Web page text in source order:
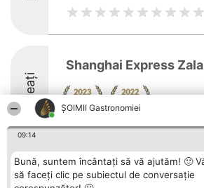
ȘOIMII Gastronomiei
09:14
Bună, suntem încântați să vă ajutăm! 🙂
să faceți clic pe subiectul de conversație
Laureați
Shanghai Express
Organizator Ranking